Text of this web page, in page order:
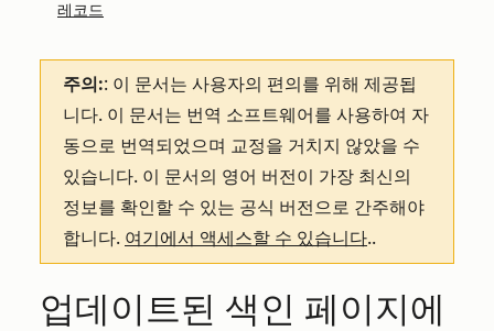
레코드
주의:: 이 문서는 사용자의 편의를 위해 제공됩
니다. 이 문서는 번역 소프트웨어를 사용하여 자
동으로 번역되었으며 교정을 거치지 않았을 수
있습니다. 이 문서의 영어 버전이 가장 최신의
정보를 확인할 수 있는 공식 버전으로 간주해야
합니다. 여기에서 액세스할 수 있습니다..
업데이트된 색인 페이지에